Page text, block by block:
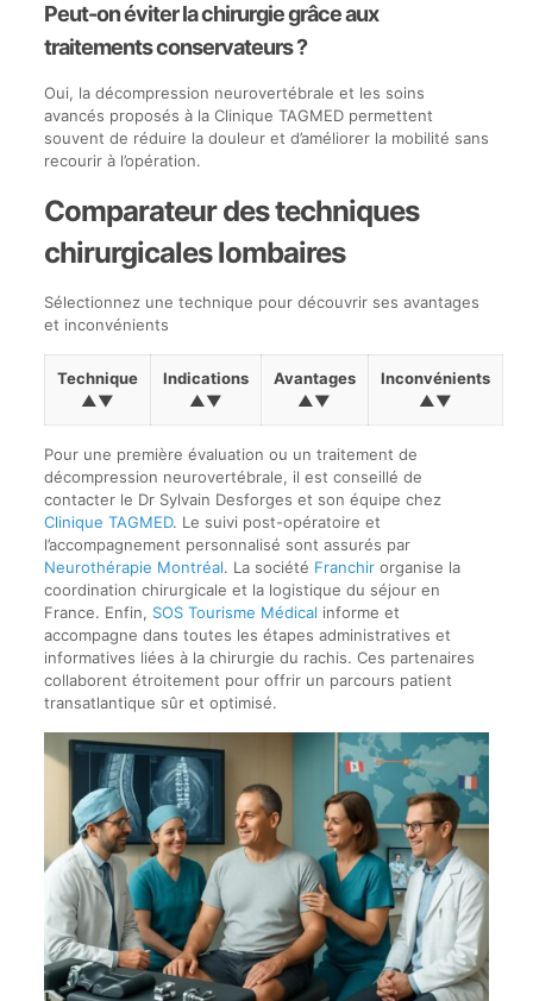
Peut-on éviter la chirurgie grâce aux
traitements conservateurs ?
Oui, la décompression neurovertébrale et les soins
avancés proposés à la Clinique TAGMED permettent
souvent de réduire la douleur et d’améliorer la mobilité sans
recourir à l’opération.
Comparateur des techniques
chirurgicales lombaires
Sélectionnez une technique pour découvrir ses avantages
et inconvénients
Technique
▲▼
Indications
▲▼
Avantages
▲▼
Inconvénients
▲▼
Pour une première évaluation ou un traitement de
décompression neurovertébrale, il est conseillé de
contacter le Dr Sylvain Desforges et son équipe chez
Clinique TAGMED. Le suivi post-opératoire et
l’accompagnement personnalisé sont assurés par
Neurothérapie Montréal. La société Franchirorganise la
coordination chirurgicale et la logistique du séjour en
France. Enfin, SOS Tourisme Médical informe et
accompagne dans toutes les étapes administratives et
informatives liées à la chirurgie du rachis. Ces partenaires
collaborent étroitement pour offrir un parcours patient
transatlantique sûr et optimisé.